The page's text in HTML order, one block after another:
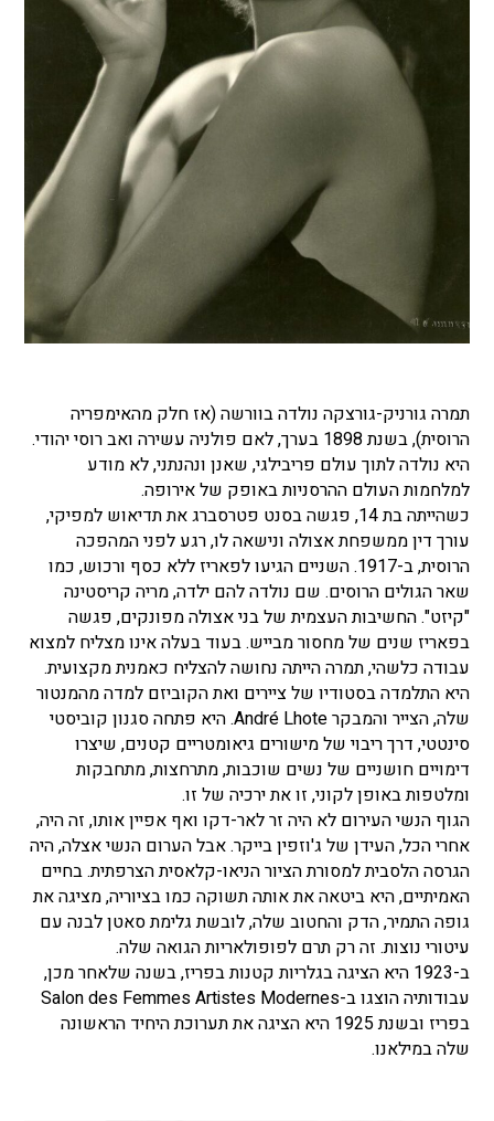
תמרה גורניק-גורצקה נולדה בוורשה (אז חלק מהאימפריה
הרוסית), בשנת 1898 בערך, לאם פולניה עשירה ואב רוסי יהודי.
היא נולדה לתוך עולם פריבילגי, שאנן ונהנתני, לא מודע
למלחמות העולם ההרסניות באופק של אירופה.
כשהייתה בת 14, פגשה בסנט פטרסברג את תדיאוש למפיקי,
עורך דין ממשפחת אצולה ונישאה לו, רגע לפני המהפכה
הרוסית, ב-1917. השניים הגיעו לפאריז ללא כסף ורכוש, כמו
שאר הגולים הרוסים. שם נולדה להם ילדה, מריה קריסטינה
"קיזט". החשיבות העצמית של בני אצולה מפונקים, פגשה
בפאריז שנים של מחסור מבייש. בעוד בעלה אינו מצליח למצוא
עבודה כלשהי, תמרה הייתה נחושה להצליח כאמנית מקצועית.
היא התלמדה בסטודיו של ציירים ואת הקוביזם למדה מהמנטור
שלה, הצייר והמבקר André Lhote. היא פתחה סגנון קוביסטי
סינטטי, דרך ריבוי של מישורים גיאומטריים קטנים, שיצרו
דימויים חושניים של נשים שוכבות, מתרחצות, מתחבקות
ומלטפות באופן לקוני, זו את ירכיה של זו.
הגוף הנשי העירום לא היה זר לאר-דקו ואף אפיין אותו, זה היה,
אחרי הכל, העידן של ג'וזפין בייקר. אבל הערום הנשי אצלה, היה
הגרסה הלסבית למסורת הציור הניאו-קלאסית הצרפתית. בחיים
האמיתיים, היא ביטאה את אותה תשוקה כמו בציוריה, מציגה את
גופה התמיר, הדק והחטוב שלה, לובשת גלימת סאטן לבנה עם
עיטורי נוצות. זה רק תרם לפופולאריות הגואה שלה.
ב-1923 היא הציגה בגלריות קטנות בפריז, בשנה שלאחר מכן,
עבודותיה הוצגו ב-Salon des Femmes Artistes Modernes
בפריז ובשנת 1925 היא הציגה את תערוכת היחיד הראשונה
שלה במילאנו.